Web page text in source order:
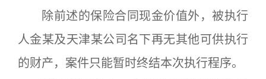
除前述的保险合同现金价值外，被执行
人金某及天津某公司名下再无其他可供执行
的财产，案件只能暂时终结本次执行程序。